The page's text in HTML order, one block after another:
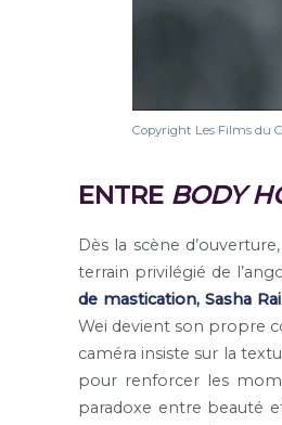
Copyright Les Films du
ENTRE BODY
Dès la scène d’ouverture,
terrain privilégié de
de mastication, Sasha
Wei devient son propre
caméra insiste sur la
pour renforcer les
paradoxe entre beauté